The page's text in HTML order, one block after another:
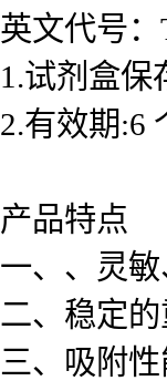
英文代号：
1.试剂盒保
2.有效期:6
产品特点
一、、灵敏
二、稳定的
三、吸附